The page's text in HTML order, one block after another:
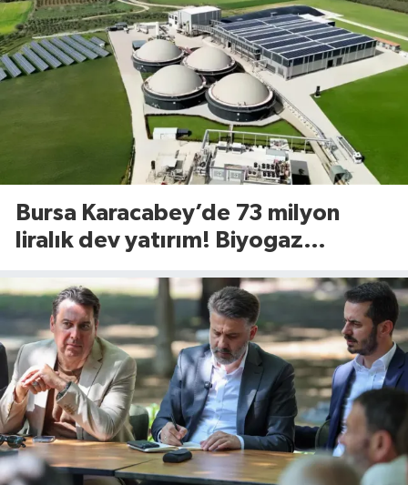
Bursa Karacabey’de 73 milyon
liralık dev yatırım! Biyogaz
yükseliyor